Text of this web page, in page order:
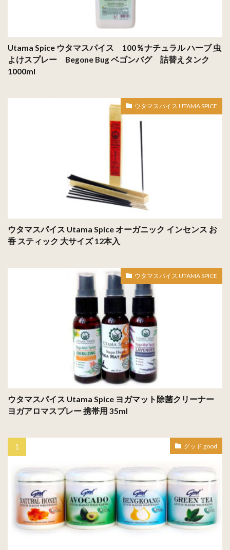
Utama Spice ウタマスパイス 100％ナチュラル ハーブ 虫
よけスプレー Begone Bug ベゴンバグ 詰替えタンク
1000ml
ウタマスパイス UTAMA SPICE
ウタマスパイス Utama Spice オーガニック インセンス お
香 スティック 大サイズ 12本入
ウタマスパイス UTAMA SPICE
ウタマスパイス Utama Spice ヨガマット除菌クリーナー
ヨガアロマスプレー 携帯用 35ml
グッド good